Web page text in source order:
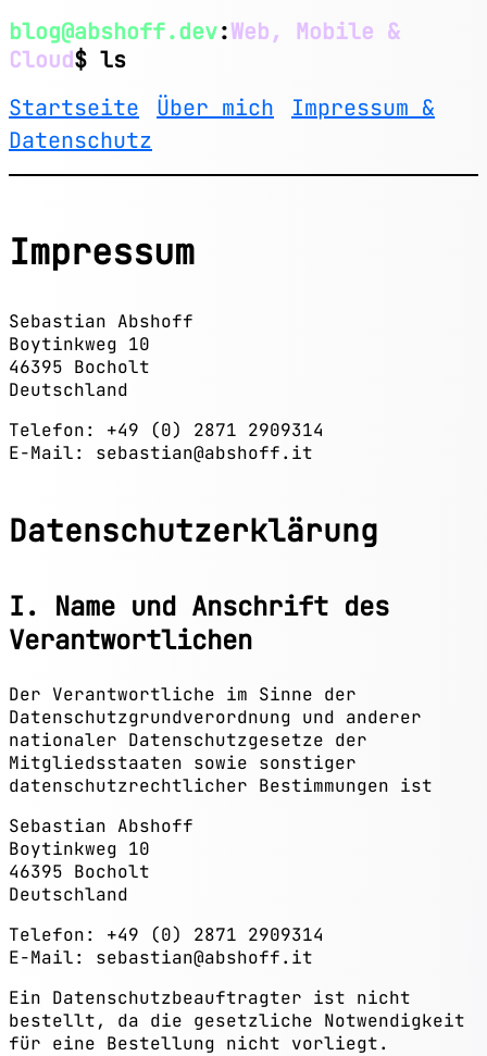
blog@abshoff.dev:Web, Mobile &
Cloud$ ls
Startseite
Über mich
Impressum &
Datenschutz
Impressum
Sebastian Abshoff
Boytinkweg 10
46395 Bocholt
Deutschland
Telefon: +49 (0) 2871 2909314
E-Mail: sebastian@abshoff. it
Datenschutzerklärung
I. Name und Anschrift des
Verantwortlichen
Der Verantwortliche im Sinne der
Datenschutzgrundverordnung und anderer
nationaler Datenschutzgesetze der
Mitgliedsstaaten sowie sonstiger
datenschutzrechtlicher Bestimmungen ist
Sebastian Abshoff
Boytinkweg 10
46395 Bocholt
Deutschland
Telefon: +49 (0) 2871 2909314
E-Mail: sebastian@abshoff. it
Ein Datenschutzbeauftragter ist nicht
bestellt, da die gesetzliche Notwendigkeit
für eine Bestellung nicht vorliegt.